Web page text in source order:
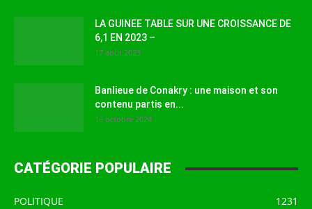
LA GUINEE TABLE SUR UNE CROISSANCE DE
6,1 EN 2023 –
17 août 2023
Banlieue de Conakry : une maison et son
contenu partis en...
16 octobre 2024
CATÉGORIE POPULAIRE
POLITIQUE
1231